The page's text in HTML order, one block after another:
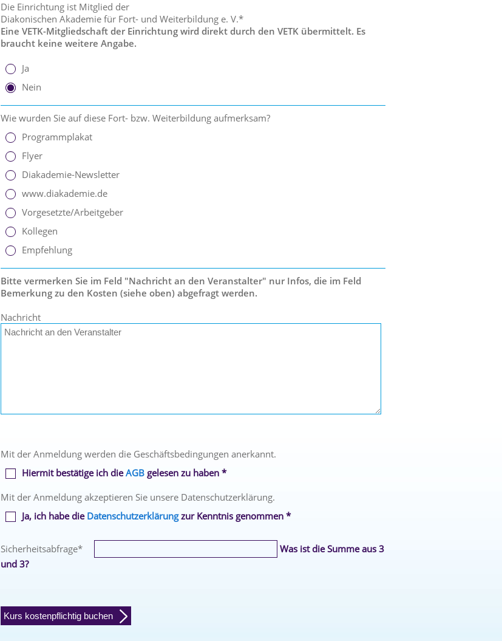
Die Einrichtung ist Mitglied der
Diakonischen Akademie für Fort- und Weiterbildung e. V.*
Eine VETK-Mitgliedschaft der Einrichtung wird direkt durch den VETK übermittelt. Es
braucht keine weitere Angabe.
Ja
Nein
Wie wurden Sie auf diese Fort- bzw. Weiterbildung aufmerksam?
Programmplakat
Flyer
Diakademie-Newsletter
www.diakademie.de
Vorgesetzte/Arbeitgeber
Kollegen
Empfehlung
Bitte vermerken Sie im Feld "Nachricht an den Veranstalter" nur Infos, die im Feld
Bemerkung zu den Kosten (siehe oben) abgefragt werden.
Nachricht
Mit der Anmeldung werden die Geschäftsbedingungen anerkannt.
Hiermit bestätige ich dieAGB gelesen zu haben *
Mit der Anmeldung akzeptieren Sie unsere Datenschutzerklärung.
Ja, ich habe die Datenschutzerklärungzur Kenntnis genommen *
Sicherheitsabfrage*
Was ist die Summe aus 3
und 3?
Kurs kostenpflichtig buchen